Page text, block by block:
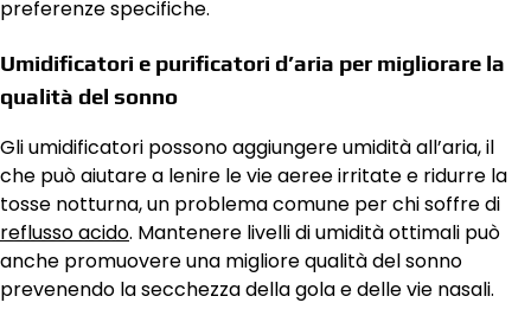
preferenze specifiche.
Umidificatori e purificatori d’aria per migliorare la
qualità del sonno
Gli umidificatori possono aggiungere umidità all’aria, il
che può aiutare a lenire le vie aeree irritate e ridurre la
tosse notturna, un problema comune per chi soffre di
reflusso acido. Mantenere livelli di umidità ottimali può
anche promuovere una migliore qualità del sonno
prevenendo la secchezza della gola e delle vie nasali.